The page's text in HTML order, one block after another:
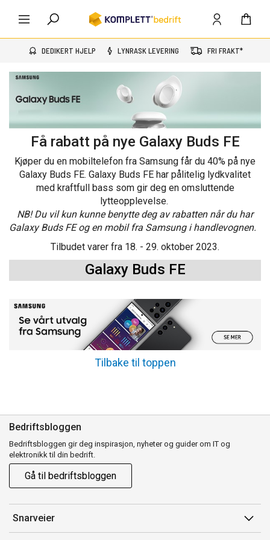
DEDIKERT HJELP LYNRASK LEVERING FRI FRAKT*
Få rabatt på nye Galaxy Buds FE
Kjøper du en mobiltelefon fra Samsung får du 40% på nye
Galaxy Buds FE. Galaxy Buds FE har pålitelig lydkvalitet
med kraftfull bass som gir deg en omsluttende
lytteopplevelse.
NB! Du vil kun kunne benytte deg av rabatten når du har
Galaxy Buds FE og en mobil fra Samsung i handlevognen.
Tilbudet varer fra 18. - 29. oktober 2023.
Galaxy Buds FE
Tilbake til toppen
Bedriftsbloggen
Bedriftsbloggen gir deg inspirasjon, nyheter og guider om IT og
elektronikk til din bedrift.
Gå til bedriftsbloggen
Snarveier